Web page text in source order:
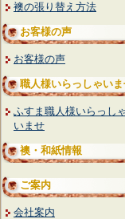
襖の張り替え方法
お客様の声
お客様の声
職人様いらっしゃい
ふすま職人様いらっし
いませ
襖・和紙情報
ご案内
会社案内